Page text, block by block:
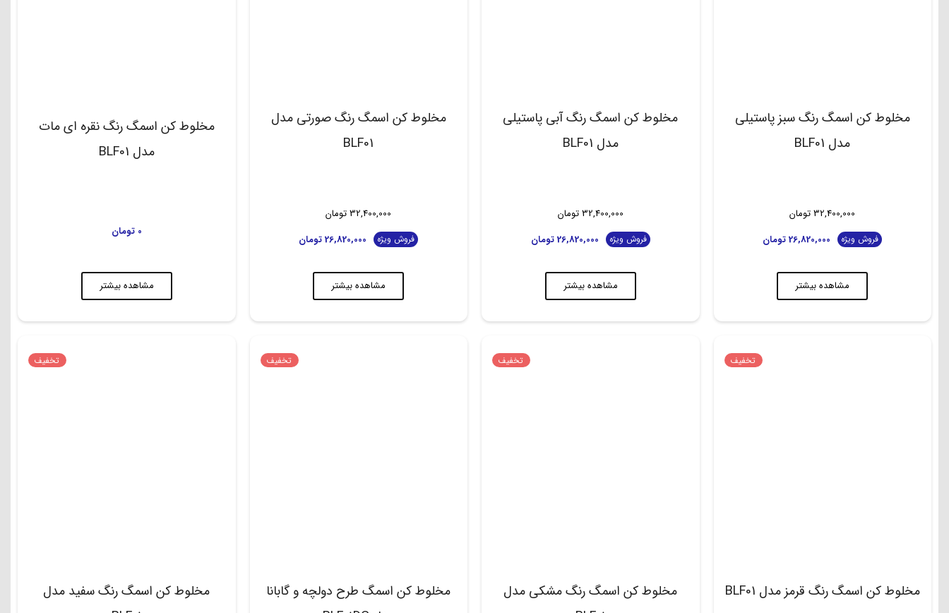
مخلوط کن اسمگ رنگ سبز پاستیلی
مدل BLF01
32,400,000 تومان
فروش ویژه 26,820,000 تومان
مشاهده بیشتر
مخلوط کن اسمگ رنگ آبی پاستیلی
مدل BLF01
32,400,000 تومان
فروش ویژه 26,820,000 تومان
مشاهده بیشتر
مخلوط کن اسمگ رنگ صورتی مدل
BLF01
32,400,000 تومان
فروش ویژه 26,820,000 تومان
مشاهده بیشتر
مخلوط کن اسمگ رنگ نقره ای مات
مدل BLF01
0 تومان
مشاهده بیشتر
تخفیف
مخلوط کن اسمگ رنگ قرمز مدل BLF01
تخفیف
مخلوط کن اسمگ رنگ مشکی مدل
تخفیف
مخلوط کن اسمگ طرح دولچه و گابانا
تخفیف
مخلوط کن اسمگ رنگ سفید مدل